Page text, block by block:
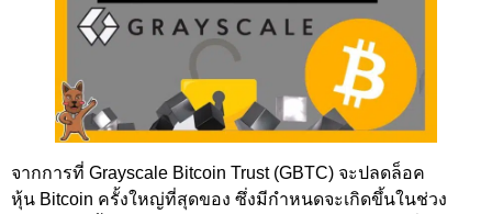
จากการที่ Grayscale Bitcoin Trust (GBTC) จะปลดล็อค
หุ้น Bitcoin ครั้งใหญ่ที่สุดของ ซึ่งมีกำหนดจะเกิดขึ้นในช่วง